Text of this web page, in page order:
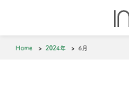
Home 2024年 6月